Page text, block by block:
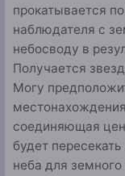
прокатывается
наблюдателя с
небосводу в
Получается
Могу
соединяющая
будет
неба для